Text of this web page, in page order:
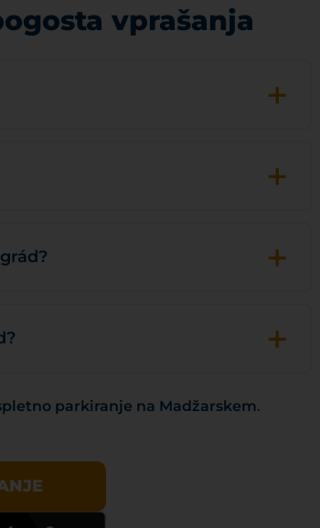
vprašanja
+
+
+
+
parkiranje na Madžarskem.